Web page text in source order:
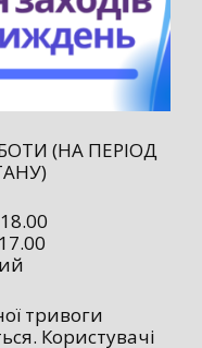
(НА ПЕРІОД
тривоги
Користувачі